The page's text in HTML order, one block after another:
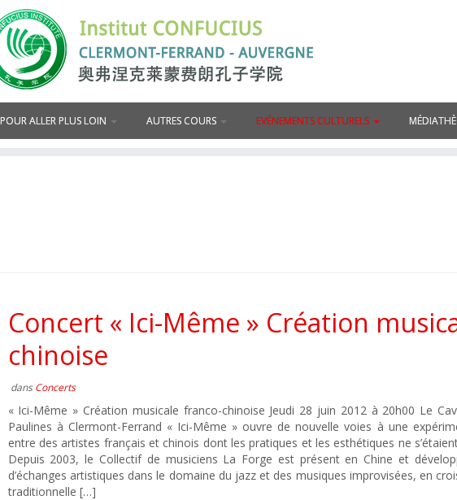
POUR ALLER PLUS LOIN AUTRES COURS EVÉNEMENTS CULTURELS
Concert « Ici-Même » Création
chinoise
dansConcerts
« Ici-Même » Création musicale franco-chinoise Jeudi 28 juin 2012 à 20h00 Le
Paulines à Clermont-Ferrand « Ici-Même » ouvre de nouvelle voies à une
entre des artistes français et chinois dont les pratiques et les esthétiques ne
Depuis 2003, le Collectif de musiciens La Forge est présent en Chine et
d’échanges artistiques dans le domaine du jazz et des musiques improvisées, en
traditionnelle […]